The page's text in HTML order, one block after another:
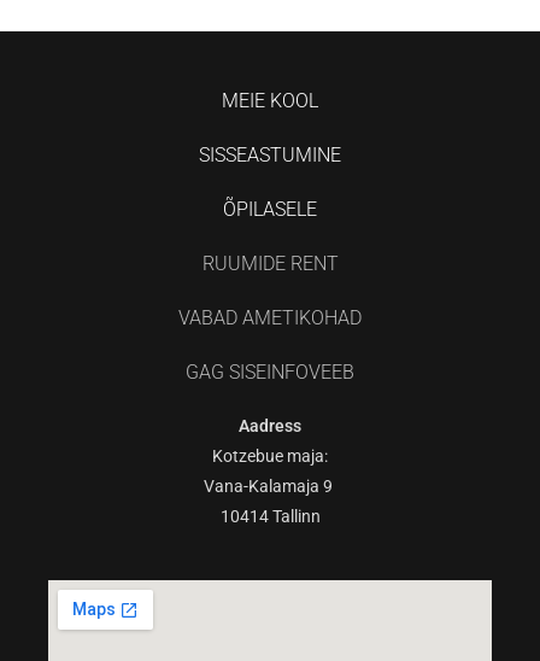
MEIE KOOL
SISSEASTUMINE
ÕPILASELE
RUUMIDE RENT
VABAD AMETIKOHAD
GAG SISEINFOVEEB
Aadress
Kotzebue maja:
Vana-Kalamaja 9
10414 Tallinn